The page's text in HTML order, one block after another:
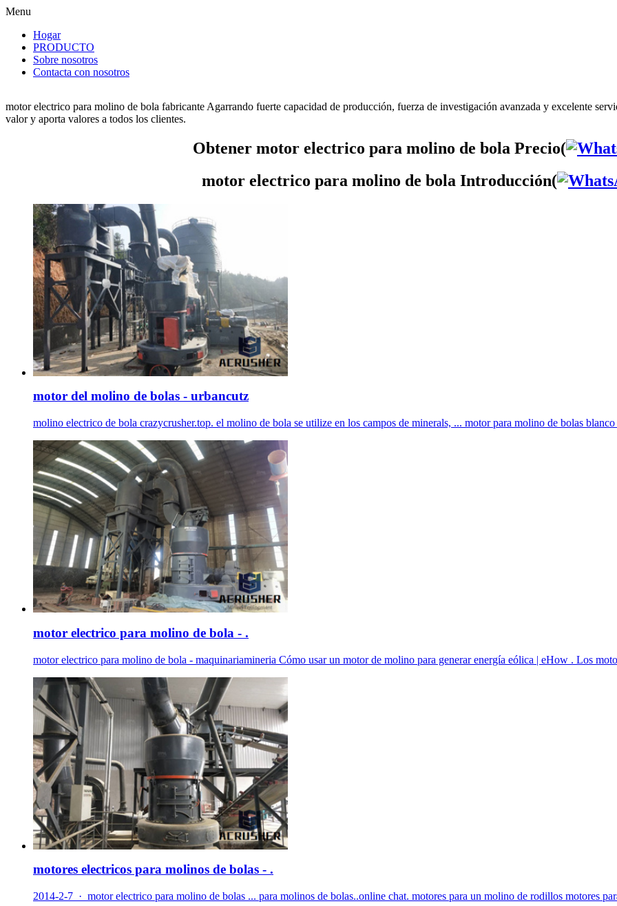
Menu
Hogar
PRODUCTO
Sobre nosotros
Contacta con nosotros
motor electrico para molino de bola fabricante Agarrando fuerte capacidad de producción, fuerza de investigación avanzada y excelente
valor y aporta valores a todos los clientes.
Obtener motor electrico para molino de bola Precio(
motor electrico para molino de bola Introducción(
motor del molino de bolas - urbancutz
molino electrico de bola crazycrusher.top. el molino de bola se utilize en los campos de minerals, ... motor para molino de bolas
motor electrico para molino de bola - .
motor electrico para molino de bola - maquinariamineria Cómo usar un motor de molino para generar energía eólica | eHow . Los
motores electricos para molinos de bolas - .
2014-2-7 · motor electrico para molino de bolas ... para molinos de bolas..online chat. motores para un molino de rodillos motores